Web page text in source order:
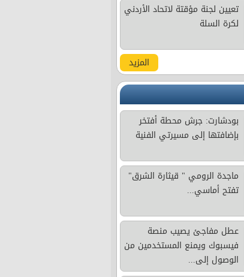
تعيين لجنة مؤقتة لاتحاد الأردني
لكرة السلة
المزيد
بودشارت: جرش محطة أفتخر
بإضافتها إلى مسيرتي الفنية
ماجدة الرومي " قيثارة الشرق"
تفتح أماسي...
عطل مفاجئ يصيب منصة
فيسبوك ويمنع المستخدمين من
الوصول إلى...